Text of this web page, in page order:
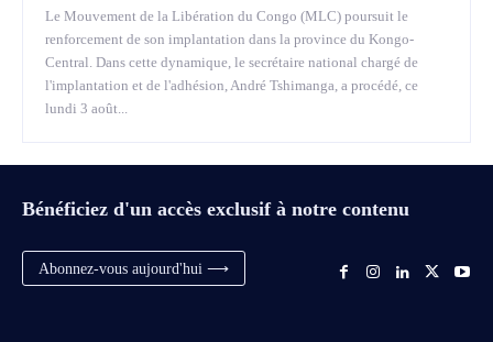
Le Mouvement de la Libération du Congo (MLC) poursuit le
renforcement de son implantation dans la province du Kongo-
Central. Dans cette dynamique, le secrétaire national chargé de
l'implantation et de l'adhésion, André Tshimanga, a procédé, ce
lundi 3 août...
Bénéficiez d'un accès exclusif à notre contenu
Abonnez-vous aujourd'hui ⟶